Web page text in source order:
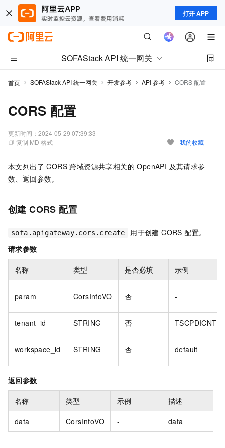
打开 APP
SOFAStack API 统一网关
首页 SOFAStack API 统一网关 开发参考 API 参考 CORS 配置
CORS 配置
更新时间： 2024-05-29 07:39:33
复制 MD 格式
我的收藏
本文列出了 CORS 跨域资源共享相关的 OpenAPI 及其请求参
数、返回参数。
创建 CORS 配置
sofa.apigateway.cors.create
用于创建 CORS 配置。
请求参数
名称 类型 是否必填 示例
param CorsInfoVO 否 -
tenant_id STRING 否 TSCPDICNT
workspace_id STRING 否 default
返回参数
名称 类型 示例 描述
data CorsInfoVO - data